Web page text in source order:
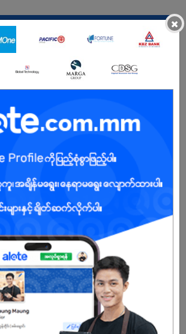
Transport + Mobile Allowance : အတွေ့အကြုံနှင့်
ညှိနှိုင်းပေးပါမည်
Female
Already Expired
×